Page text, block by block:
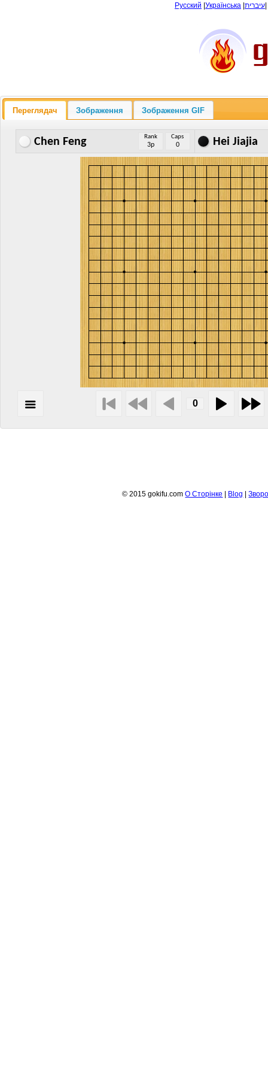
Русский Українська עיברית
Переглядач Зображення Зображення GIF
Chen Feng Rank
3p
Caps
0 Hei Jiajia
© 2015 gokifu.comО Сторiнке Blog |